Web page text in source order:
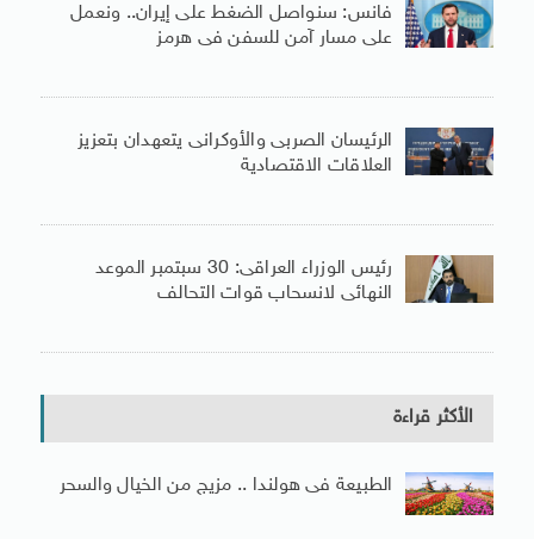
فانس: سنواصل الضغط على إيران.. ونعمل
على مسار آمن للسفن فى هرمز
الرئيسان الصربى والأوكرانى يتعهدان بتعزيز
العلاقات الاقتصادية
رئيس الوزراء العراقى: 30 سبتمبر الموعد
النهائى لانسحاب قوات التحالف
الأكثر قراءة
الطبيعة فى هولندا .. مزيج من الخيال والسحر